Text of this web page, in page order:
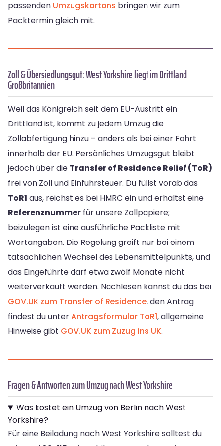
passenden Umzugskartons bringen wir zum
Packtermin gleich mit.
Zoll & Übersiedlungsgut: West Yorkshire liegt im Drittland
Großbritannien
Weil das Königreich seit dem EU-Austritt ein
Drittland ist, kommt zu jedem Umzug die
Zollabfertigung hinzu – anders als bei einer Fahrt
innerhalb der EU. Persönliches Umzugsgut bleibt
jedoch über die Transfer of Residence Relief (ToR)
frei von Zoll und Einfuhrsteuer. Du füllst vorab das
ToR1 aus, reichst es bei HMRC ein und erhältst eine
Referenznummer für unsere Zollpapiere;
beizulegen ist eine ausführliche Packliste mit
Wertangaben. Die Regelung greift nur bei einem
tatsächlichen Wechsel des Lebensmittelpunkts, und
das Eingeführte darf etwa zwölf Monate nicht
weiterverkauft werden. Nachlesen kannst du das bei
GOV.UK zum Transfer of Residence, den Antrag
findest du unterAntragsformular ToR1, allgemeine
Hinweise gibt GOV.UK zum Zuzug ins UK.
Fragen & Antworten zum Umzug nach West Yorkshire
Was kostet ein Umzug von Berlin nach West
Yorkshire?
Für eine Beiladung nach West Yorkshire solltest du